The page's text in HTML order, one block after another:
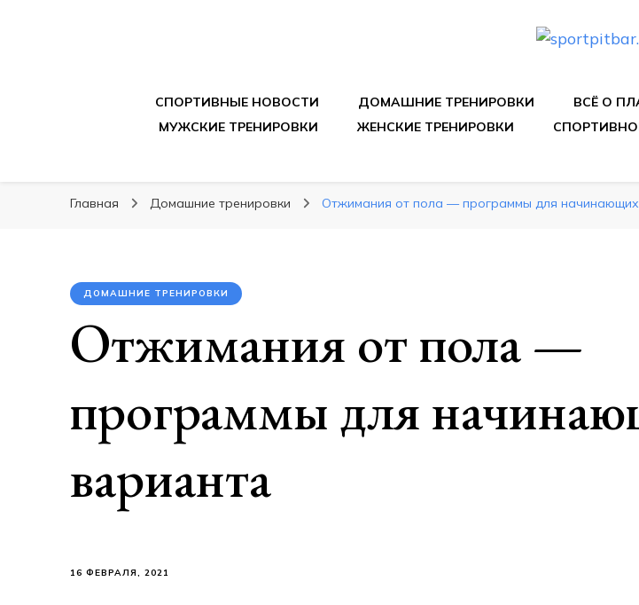
СПОРТИВНЫЕ НОВОСТИ ДОМАШНИЕ ТРЕНИРОВКИ ВСЁ О
МУЖСКИЕ ТРЕНИРОВКИ
ЖЕНСКИЕ ТРЕНИРОВКИ
Главная Домашние тренировки Отжимания от пола — программы для
ДОМАШНИЕ ТРЕНИРОВКИ
Отжимания от пола —
программы для
варианта
16 ФЕВРАЛЯ, 2021